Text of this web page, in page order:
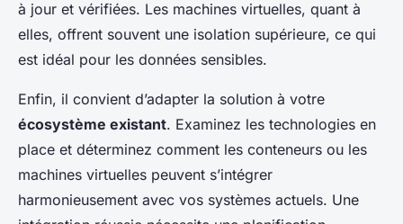
à jour et vérifiées. Les machines virtuelles, quant à
elles, offrent souvent une isolation supérieure, ce qui
est idéal pour les données sensibles.
Enfin, il convient d’adapter la solution à votre
écosystème existant. Examinez les technologies en
place et déterminez comment les conteneurs ou les
machines virtuelles peuvent s’intégrer
harmonieusement avec vos systèmes actuels. Une